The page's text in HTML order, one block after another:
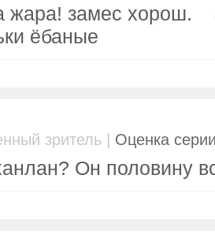
жара! замес хорош.
ёбаные
зритель | Оценка
Он половину